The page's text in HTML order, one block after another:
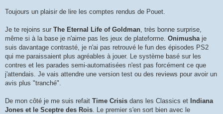
Toujours un plaisir de lire les comptes rendus de Pouet.
Je te rejoins sur The Eternal Life of Goldman , très bonne surprise,
même si à la base je n'aime pas les jeux de plateforme. Onimusha je
suis davantage contrasté, je n'ai pas retrouvé le fun des épisodes PS2
qui me paraissaient plus agréables à jouer. Le système basé sur les
contres et les parades semi-automatisées n'est pas forcément ce que
j'attendais. Je vais attendre une version test ou des reviews pour avoir un
avis plus "tranché".
De mon côté je me suis refait Time Crisis dans les Classics et Indiana
Jones et le Sceptre des Rois . Le premier s'en sort bien avec le